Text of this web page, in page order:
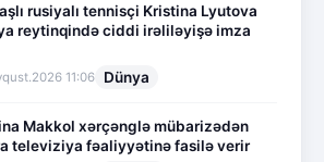
rusiyalı tennisçi Kristina Lyutova
reytinqində ciddi irəliləyişə imza
11:06 Dünya
Makkol xərçənglə mübarizədən
televiziya fəaliyyətinə fasilə verir